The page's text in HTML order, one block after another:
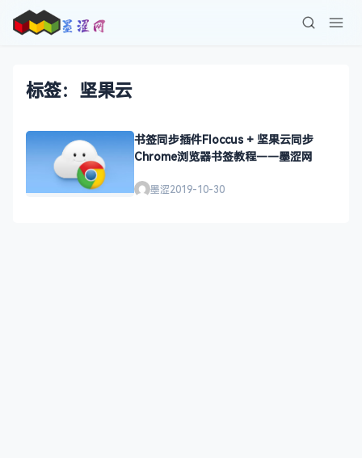
标签：坚果云
书签同步插件Floccus + 坚果云同步
Chrome浏览器书签教程——墨涩网
墨涩2019-10-30